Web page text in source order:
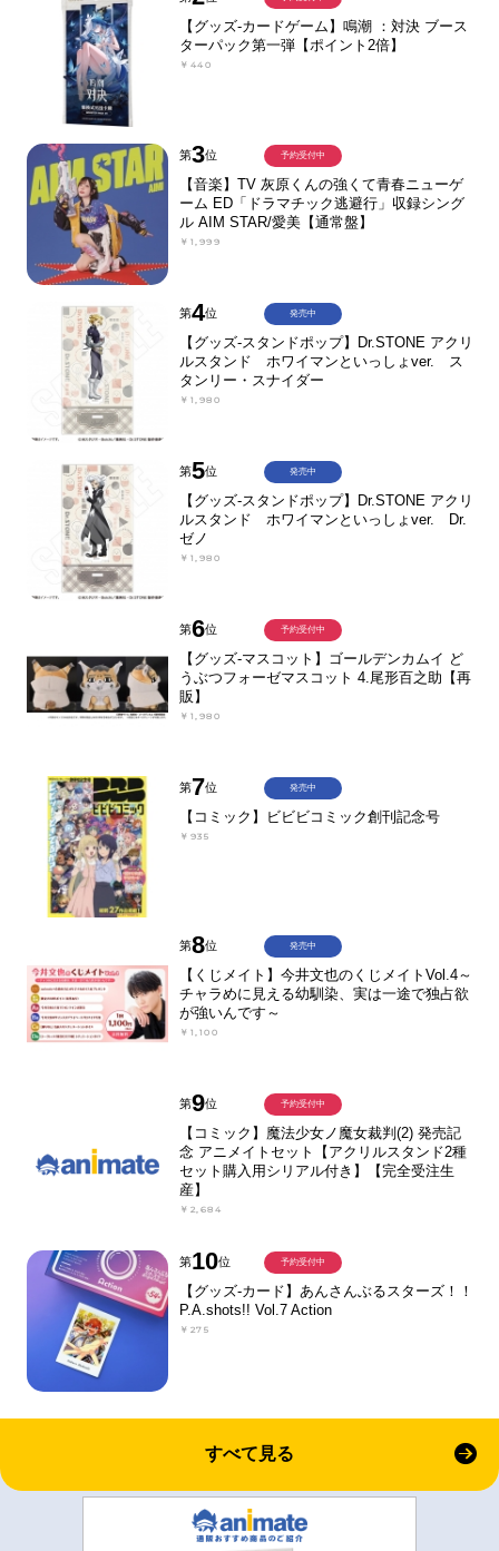
【グッズ-カードゲーム】鳴潮 ：対決 ブース
ターパック第一弾【ポイント2倍】
￥440
第3位
【音楽】TV 灰原くんの強くて青春ニューゲ
ーム ED「ドラマチック逃避行」収録シング
ル AIM STAR/愛美【通常盤】
￥1,999
予約受付中
第4位
【グッズ-スタンドポップ】Dr.STONE アクリ
ルスタンド ホワイマンといっしょver. ス
タンリー・スナイダー
￥1,980
発売中
第5位
【グッズ-スタンドポップ】Dr.STONE アクリ
ルスタンド ホワイマンといっしょver. Dr.
ゼノ
￥1,980
発売中
第6位
【グッズ-マスコット】ゴールデンカムイ ど
うぶつフォーゼマスコット 4.尾形百之助【再
販】
￥1,980
予約受付中
第7位
【コミック】ビビビコミック創刊記念号
￥935
発売中
第8位
【くじメイト】今井文也のくじメイトVol.4～
チャラめに見える幼馴染、実は一途で独占欲
が強いんです～
￥1,100
発売中
第9位
【コミック】魔法少女ノ魔女裁判(2) 発売記
念 アニメイトセット【アクリルスタンド2種
セット購入用シリアル付き】【完全受注生
産】
￥2,684
予約受付中
第10位
【グッズ-カード】あんさんぶるスターズ！！
P.A.shots!! Vol.7 Action
￥275
予約受付中
すべて見る